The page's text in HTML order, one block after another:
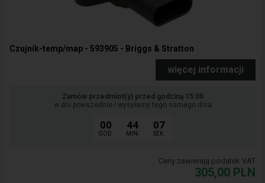
Czujnik-temp/map - 593905 - Briggs & Stratton
więcej informacji
Zamów przedmiot(y) przed godziną 15:00
w dni powszednie i wysyłamy tego samego dnia
00
GOD.
44
MIN.
06
SEK.
Ceny zawierają podatek VAT
305,00 PLN